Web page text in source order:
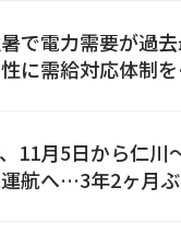
で電力需要が過
に需給対応体制を
11月5日から仁川
航へ…3年2ヶ月